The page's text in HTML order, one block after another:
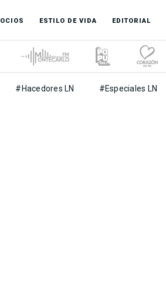
ESTILO DE VIDA EDITORIAL
#Hacedores LN #Especiales LN